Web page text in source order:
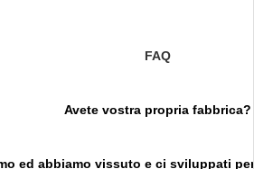
FAQ
Avete vostra propria fabbrica?
ed abbiamo vissuto e ci sviluppati